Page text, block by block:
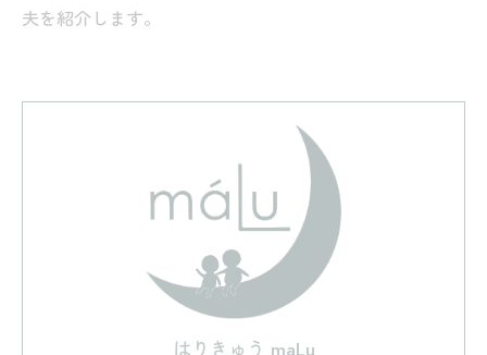
夫を紹介します。